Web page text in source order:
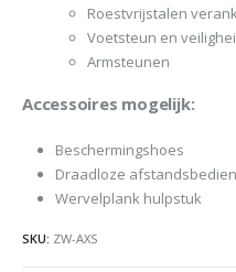
Roestvrijstalen
Voetsteun en
Armsteunen
Accessoires mogelijk:
Beschermingshoes
Draadloze
Wervelplank hulpstuk
SKU: ZW-AXS